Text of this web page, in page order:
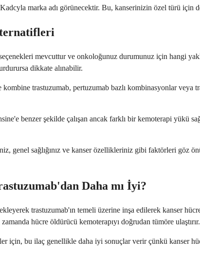
marka adı görünecektir. Bu, kanserinizin özel türü için
mevcuttur ve onkoloğunuz durumunuz için hangi
dikkate alınabilir.
trastuzumab, pertuzumab bazlı kombinasyonlar
benzer şekilde çalışan ancak farklı bir kemoterapi yükü
genel sağlığınız ve kanser özellikleriniz gibi faktörleri göz
Daha mı İyi?
trastuzumab'ın temeli üzerine inşa edilerek kanser
hücre öldürücü kemoterapıyı doğrudan tümöre ulaştırır.
için, bu ilaç genellikle daha iyi sonuçlar verir çünkü kanser